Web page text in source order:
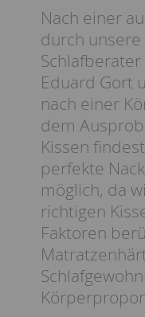
Nach einer
durch
Eduard Gort
nach einer
dem
Kissen
perfekte
möglich, da
richtigen
Faktoren